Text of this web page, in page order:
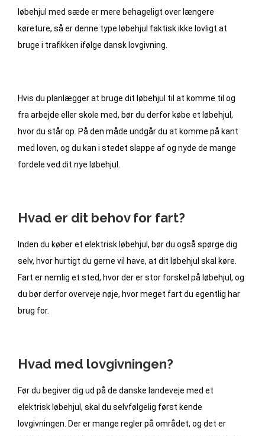
løbehjul med sæde er mere behageligt over længere
køreture, så er denne type løbehjul faktisk ikke lovligt at
bruge i trafikken ifølge dansk lovgivning.
Hvis du planlægger at bruge dit løbehjul til at komme til og
fra arbejde eller skole med, bør du derfor købe et løbehjul,
hvor du står op. På den måde undgår du at komme på kant
med loven, og du kan i stedet slappe af og nyde de mange
fordele ved dit nye løbehjul.
Hvad er dit behov for fart?
Inden du køber et elektrisk løbehjul, bør du også spørge dig
selv, hvor hurtigt du gerne vil have, at dit løbehjul skal køre.
Fart er nemlig et sted, hvor der er stor forskel på løbehjul, og
du bør derfor overveje nøje, hvor meget fart du egentlig har
brug for.
Hvad med lovgivningen?
Før du begiver dig ud på de danske landeveje med et
elektrisk løbehjul, skal du selvfølgelig først kende
lovgivningen. Der er mange regler på området, og det er